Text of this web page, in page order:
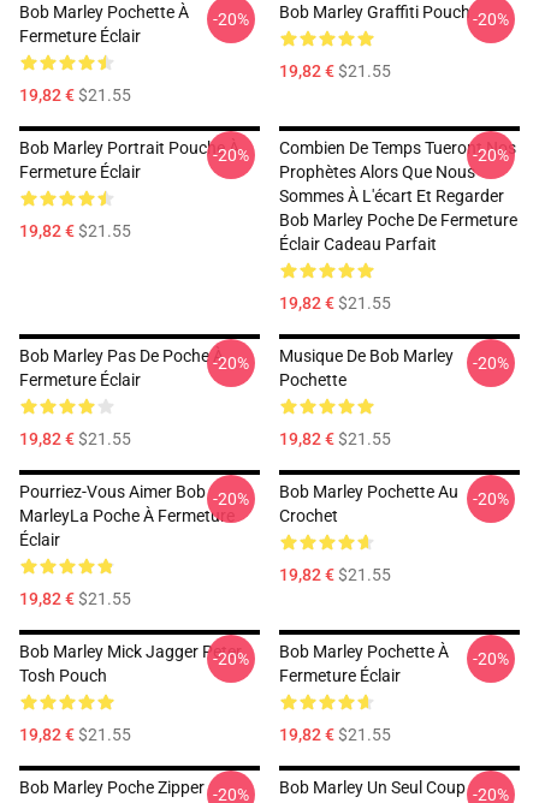
Bob Marley Pochette À
Fermeture Éclair
19,82 €$21.55
-20% Bob Marley Graffiti Pouch
19,82 €$21.55
-20%
Bob Marley Portrait Pouche À
Fermeture Éclair
19,82 €$21.55
-20%
Combien De Temps Tueront Nos
Prophètes Alors Que Nous
Sommes À L'écart Et Regarder
Bob Marley Poche De Fermeture
Éclair Cadeau Parfait
19,82 €$21.55
-20%
Bob Marley Pas De Poche À
Fermeture Éclair
19,82 €$21.55
-20%
Musique De Bob Marley
Pochette
19,82 €$21.55
-20%
Pourriez-Vous Aimer Bob
MarleyLa Poche À Fermeture
Éclair
19,82 €$21.55
-20%
Bob Marley Pochette Au
Crochet
19,82 €$21.55
-20%
Bob Marley Mick Jagger Peter
Tosh Pouch
19,82 €$21.55
-20%
Bob Marley Pochette À
Fermeture Éclair
19,82 €$21.55
-20%
Bob Marley Poche Zipper -20%
Bob Marley Un Seul Coup -20%